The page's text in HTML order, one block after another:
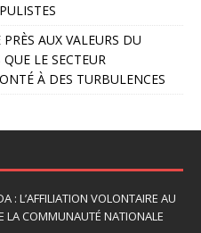
AUX VALEURS DU
LE SECTEUR
À DES TURBULENCES
: L’AFFILIATION VOLONTAIRE AU
LA COMMUNAUTÉ NATIONALE